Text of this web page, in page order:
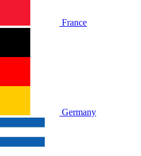
France
Germany